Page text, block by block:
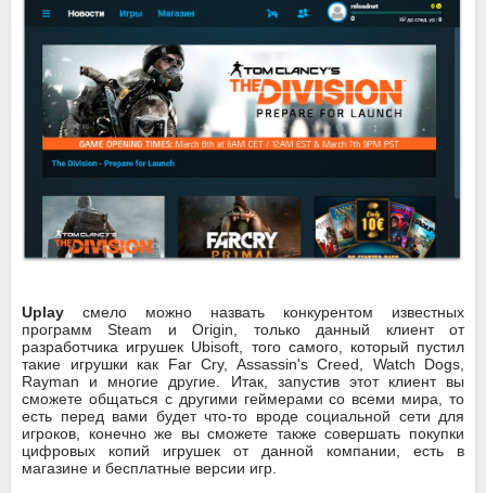
Uplay смело можно назвать конкурентом известных
программ Steam и Origin, только данный клиент от
разработчика игрушек Ubisoft, того самого, который пустил
такие игрушки как Far Cry, Assassin's Creed, Watch Dogs,
Rayman и многие другие. Итак, запустив этот клиент вы
сможете общаться с другими геймерами со всеми мира, то
есть перед вами будет что-то вроде социальной сети для
игроков, конечно же вы сможете также совершать покупки
цифровых копий игрушек от данной компании, есть в
магазине и бесплатные версии игр.